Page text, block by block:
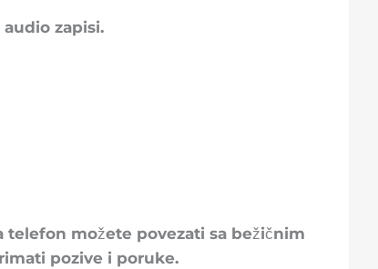
zapisi.
možete povezati sa bežičnim
pozive i poruke.